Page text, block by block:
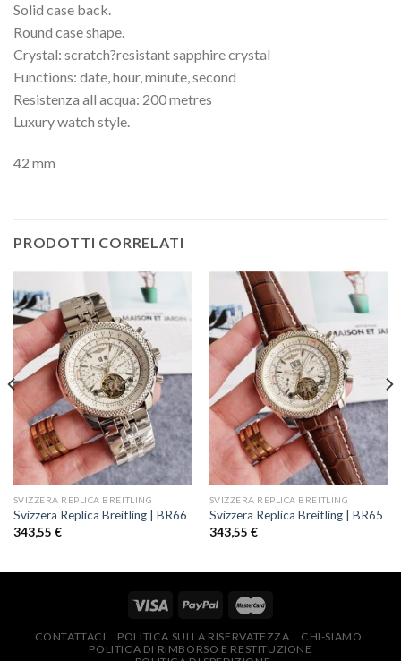
Solid case back.
Round case shape.
Crystal: scratch?resistant sapphire crystal
Functions: date, hour, minute, second
Resistenza all acqua: 200 metres
Luxury watch style.
42 mm
PRODOTTI CORRELATI
SVIZZERA REPLICA BREITLING
Svizzera Replica Breitling | BR66
343,55 €
SVIZZERA REPLICA BREITLING
Svizzera Replica Breitling | BR65
343,55 €
CONTATTACI POLITICA SULLA RISERVATEZZA
CHI-SIAMO
POLITICA DI RIMBORSO E RESTITUZIONE